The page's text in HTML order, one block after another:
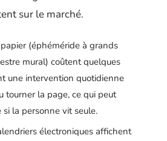
sur le marché.
(éphéméride à grands
mural) coûtent quelques
une intervention quotidienne
tourner la page, ce qui peut
la personne vit seule.
électroniques affichent